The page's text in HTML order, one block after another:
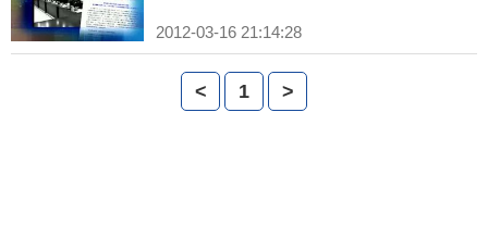
2012-03-16 21:14:28
< 1 >